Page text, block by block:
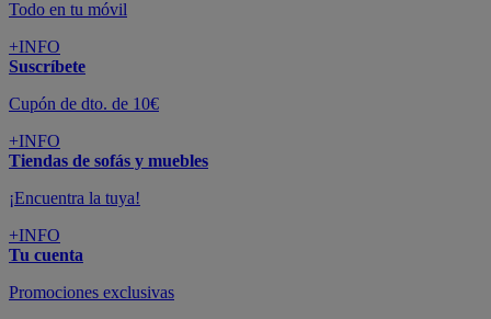
Todo en tu móvil
+INFO
Suscríbete
Cupón de dto. de 10€
+INFO
Tiendas de sofás y muebles
¡Encuentra la tuya!
+INFO
Tu cuenta
Promociones exclusivas